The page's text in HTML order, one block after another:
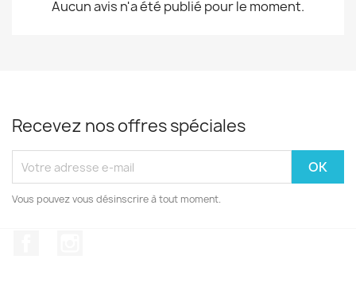
Aucun avis n'a été publié pour le moment.
Recevez nos offres spéciales
Vous pouvez vous désinscrire à tout moment.